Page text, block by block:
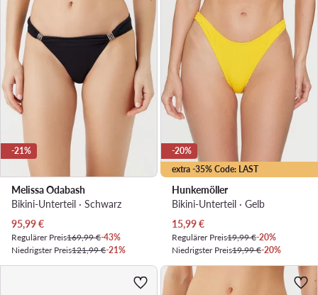
-21%
Melissa Odabash
Bikini-Unterteil · Schwarz
Aktueller Preis
95,99€
Regulärer Preis169,99 €-43%
Niedrigster Preis121,99 €-21%
extra -35% Code: LAST
-20%
Hunkemöller
Bikini-Unterteil · Gelb
Aktueller Preis
15,99€
Regulärer Preis19,99 €-20%
Niedrigster Preis19,99 €-20%